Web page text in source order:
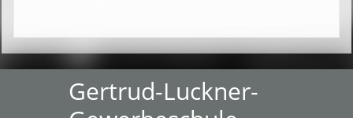
Gertrud-Luckner-